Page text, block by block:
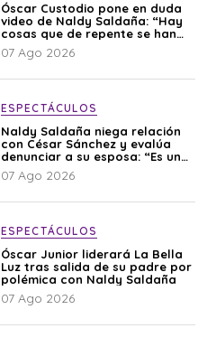
Óscar Custodio pone en duda
video de Naldy Saldaña: “Hay
cosas que de repente se han
editado”
07 Ago 2026
ESPECTÁCULOS
Naldy Saldaña niega relación
con César Sánchez y evalúa
denunciar a su esposa: “Es una
difamación”
07 Ago 2026
ESPECTÁCULOS
Óscar Junior liderará La Bella
Luz tras salida de su padre por
polémica con Naldy Saldaña
07 Ago 2026